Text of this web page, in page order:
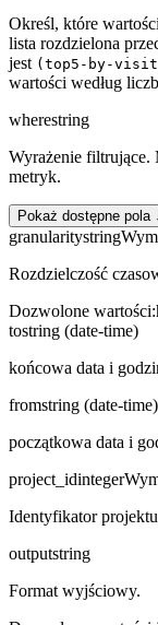
Określ, które
lista rozdzielona
jest (top5-by-
wartości według
wherestring
Wyrażenie filtrujące.
metryk.
Pokaż dostępne pola
granularitystring
Rozdzielczość
Dozwolone wartości:
tostring (date-time)
końcowa data i
fromstring (date-time)
początkowa data i
project_idinteger
Identyfikator projektu
outputstring
Format wyjściowy.